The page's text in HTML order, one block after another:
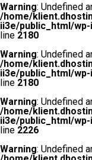
Warning: Undefined
/home/
ii3e/public_html/
line 2180
Warning: Undefined
/home/
ii3e/public_html/
line 2180
Warning: Undefined
/home/
ii3e/public_html/
line 2226
Warning: Undefined